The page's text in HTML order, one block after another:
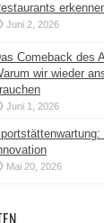
Juni 2, 2026
Comeback des
wir wieder
Juni 1, 2026
Mai 20, 2026